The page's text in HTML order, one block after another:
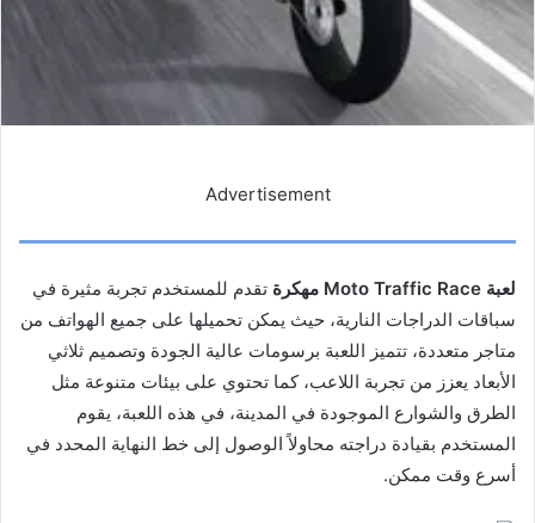
Advertisement
لعبة Moto Traffic Race مهكرة
تقدم للمستخدم تجربة مثيرة في
سباقات الدراجات النارية، حيث يمكن تحميلها على جميع الهواتف من
متاجر متعددة، تتميز اللعبة برسومات عالية الجودة وتصميم ثلاثي
الأبعاد يعزز من تجربة اللاعب، كما تحتوي على بيئات متنوعة مثل
الطرق والشوارع الموجودة في المدينة، في هذه اللعبة، يقوم
المستخدم بقيادة دراجته محاولاً الوصول إلى خط النهاية المحدد في
أسرع وقت ممكن.